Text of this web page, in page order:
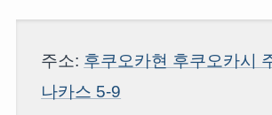
주소: 후쿠오카현 후쿠오카시
나카스 5-9